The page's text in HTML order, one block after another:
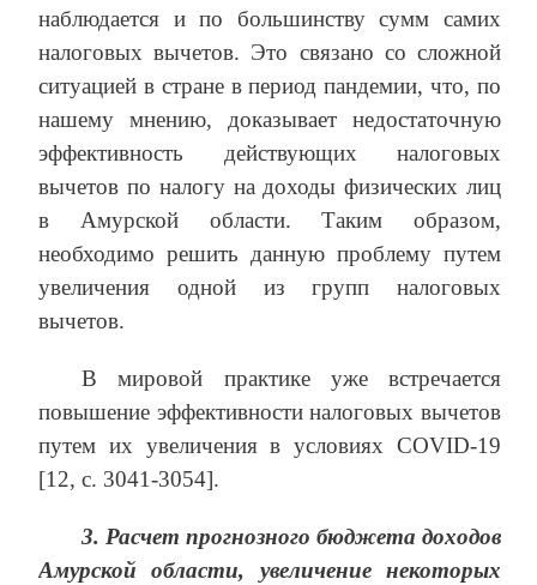
наблюдается и по большинству сумм самих
налоговых вычетов. Это связано со сложной
ситуацией в стране в период пандемии, что, по
нашему мнению, доказывает недостаточную
эффективность действующих налоговых
вычетов по налогу на доходы физических лиц
в Амурской области. Таким образом,
необходимо решить данную проблему путем
увеличения одной из групп налоговых
вычетов.
В мировой практике уже встречается
повышение эффективности налоговых вычетов
путем их увеличения в условиях COVID-19
[12, с. 3041-3054].
3. Расчет прогнозного бюджета доходов
Амурской области, увеличение некоторых